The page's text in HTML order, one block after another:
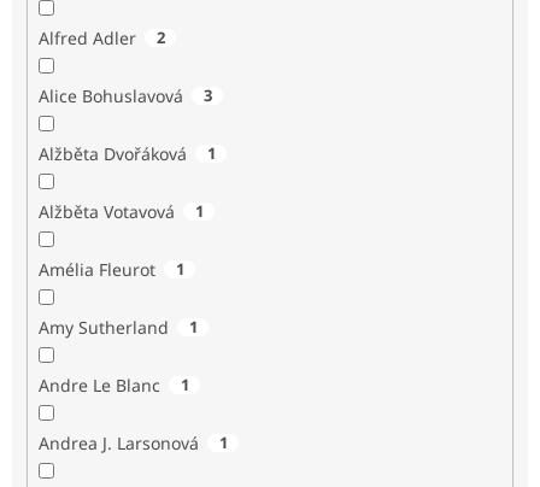
Alfred Adler 2
Alice Bohuslavová 3
Alžběta Dvořáková 1
Alžběta Votavová 1
Amélia Fleurot 1
Amy Sutherland 1
Andre Le Blanc 1
Andrea J. Larsonová 1